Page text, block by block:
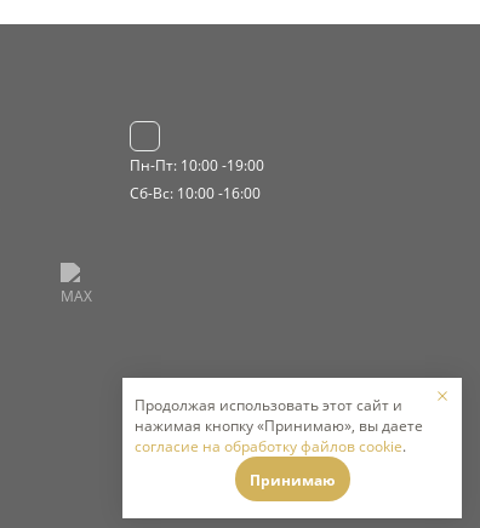
Пн-Пт: 10:00 -19:00
Сб-Вс: 10:00 -16:00
Продолжая использовать этот сайт и
нажимая кнопку «Принимаю», вы даете
согласие на обработку файлов cookie.
Принимаю